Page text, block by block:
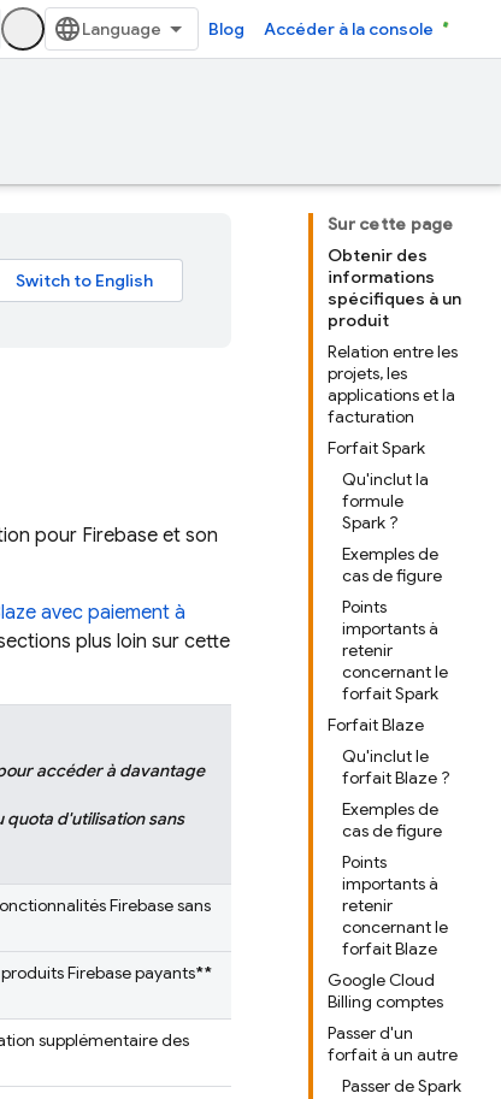
Blog Accéder à la console
Sur cette page
Obtenir des
informations
spécifiques à un
produit
Relation entre les
projets, les
applications et la
facturation
Forfait Spark
Qu'inclut la
formule
Spark ?
Exemples de
cas de figure
Points
importants à
retenir
concernant le
forfait Spark
Forfait Blaze
Qu'inclut le
forfait Blaze ?
Exemples de
cas de figure
Points
importants à
retenir
concernant le
forfait Blaze
Google Cloud
Billing comptes
Passer d'un
forfait à un autre
Passer de Spark
pour Firebase et son
avec paiement à
plus loin sur cette
accéder à davantage
quota d'utilisation sans
Firebase sans
Firebase payants**
supplémentaire des